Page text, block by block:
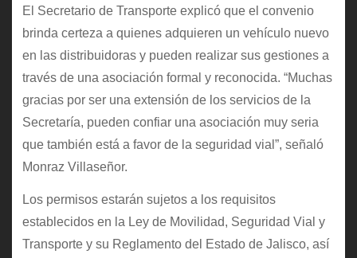
El Secretario de Transporte explicó que el convenio
brinda certeza a quienes adquieren un vehículo nuevo
en las distribuidoras y pueden realizar sus gestiones a
través de una asociación formal y reconocida. “Muchas
gracias por ser una extensión de los servicios de la
Secretaría, pueden confiar una asociación muy seria
que también está a favor de la seguridad vial”, señaló
Monraz Villaseñor.
Los permisos estarán sujetos a los requisitos
establecidos en la Ley de Movilidad, Seguridad Vial y
Transporte y su Reglamento del Estado de Jalisco, así